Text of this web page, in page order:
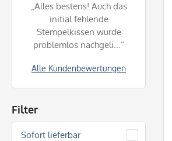
Alle Kundenbewertungen
„Alles bestens! Auch das
initial fehlende
Stempelkissen wurde
problemlos nachgeli...“
Filter
Sofort lieferbar